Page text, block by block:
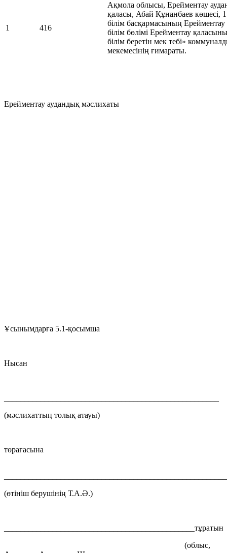
1 416
Ақмола облысы, Ерейментау
қаласы, Абай Құнанбаев
білім басқармасының
білім бөлімі Ерейментау
білім беретін мек тебі»
мекемесінің ғимараты.
Ерейментау аудандық мәслихаты
Ұсынымдарға 5.1-қосымша
Нысан
(мәслихаттың толық атауы)
төрағасына
(өтініш берушінің Т.А.Ә.)
_______________________________________________тұратын
(облыс,